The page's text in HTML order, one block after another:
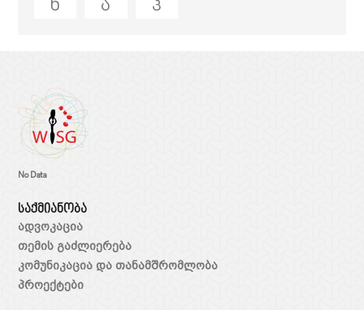
ხ
ჯ ჰ
No Data
საქმიანობა
ადვოკაცია
თემის გაძლიერება
კომუნიკაცია და თანამშრომლობა
პროექტები